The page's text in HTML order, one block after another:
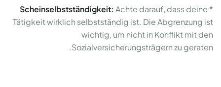
*
Scheinselbstständigkeit: Achte darauf, dass deine
Tätigkeit wirklich selbstständig ist. Die Abgrenzung ist
wichtig, um nicht in Konflikt mit den
Sozialversicherungsträgern zu geraten.